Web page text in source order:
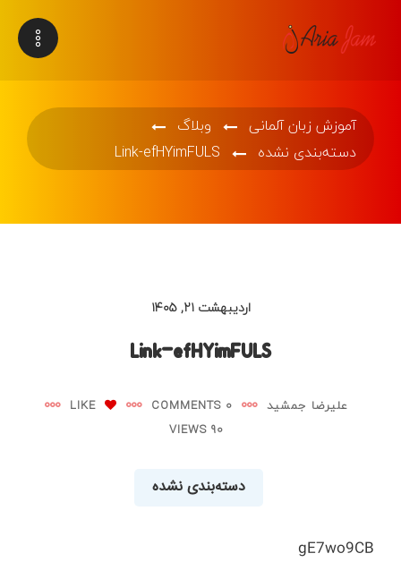
آموزش زبان آلمانی
وبلاگ
دسته‌بندی نشده
Link-efHYimFULS
اردیبهشت ۲۱, ۱۴۰۵
Link-efHYimFULS
علیرضا جمشید 0 COMMENTS
LIKE
90 VIEWS
دسته‌بندی نشده
gE7wo9CB